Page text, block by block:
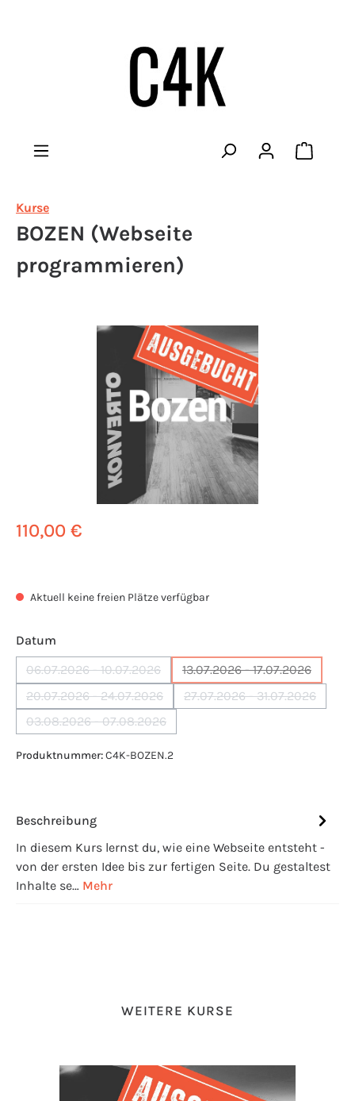
Kurse
BOZEN (Webseite
programmieren)
Bildergalerie überspringen
110,00 €
Aktuell keine freien Plätze verfügbar
Datum
06.07.2026 - 10.07.2026
(Diese Option ist zurzeit nicht verfügbar.)
13.07.2026 - 17.07.2026
(Diese Option ist
20.07.2026 - 24.07.2026
(Diese Option ist zurzeit nicht verfügbar.)
27.07.2026 - 31.07.2026
(Diese Option ist
03.08.2026 - 07.08.2026
(Diese Option ist zurzeit nicht verfügbar.)
Produktnummer:C4K-BOZEN.2
Beschreibung
In diesem Kurs lernst du, wie eine Webseite entsteht -
von der ersten Idee bis zur fertigen Seite. Du gestaltest
Inhalte se… Mehr
Produktgalerie überspringenWEITERE KURSE